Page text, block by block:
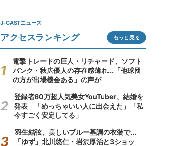
J-CASTニュース
アクセスランキング もっと見る
電撃トレードの巨人・リチャード、ソフト
バンク・秋広優人の存在感薄れ...「他球団
の方が出場機会ある」の声が
登録者60万超人気美女YouTuber、結婚を
発表 「めっちゃいい人に出会えた」「私
今すごく安定してる」
羽生結弦、美しいブルー基調の衣装で...
「ゆず」北川悠仁・岩沢厚治と3ショッ